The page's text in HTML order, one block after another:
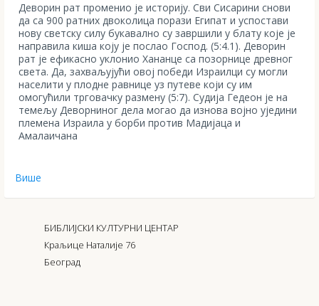
Деворин рат променио је историју. Сви Сисарини снови
да са 900 ратних двоколица порази Египат и успостави
нову светску силу букавално су завршили у блату које је
направила киша коју је послао Господ. (5:4.1). Деворин
рат је ефикасно уклонио Хананце са позорнице древног
света. Да, захваљујући овој победи Израилци су могли
населити у плодне равнице уз путеве који су им
омогућили трговачку размену (5:7). Судија Гедеон је на
темељу Деворниног дела могао да изнова војно уједини
племена Израила у борби против Мадијаца и
Амалаичана
Више
БИБЛИЈСКИ КУЛТУРНИ ЦЕНТАР
Краљице Наталије 76
Београд